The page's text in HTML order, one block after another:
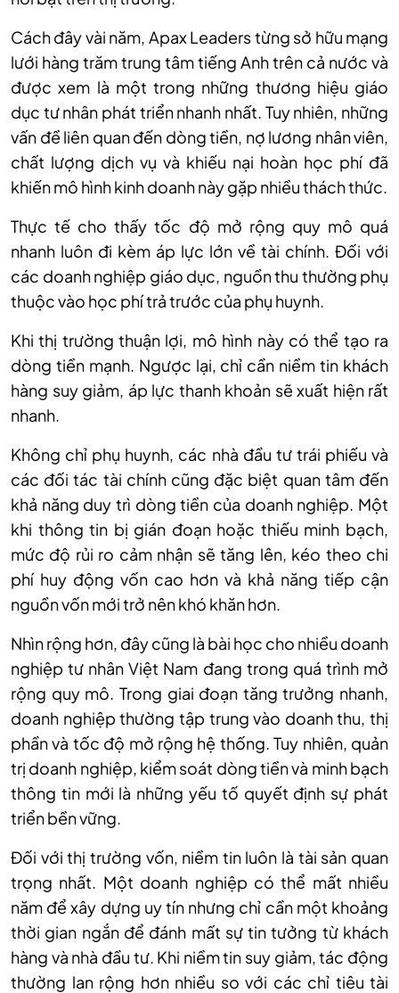
Cách đây vài năm, Apax Leaders từng sở hữu mạng
lưới hàng trăm trung tâm tiếng Anh trên cả nước và
được xem là một trong những thương hiệu giáo
dục tư nhân phát triển nhanh nhất. Tuy nhiên, những
vấn đề liên quan đến dòng tiền, nợ lương nhân viên,
chất lượng dịch vụ và khiếu nại hoàn học phí đã
khiến mô hình kinh doanh này gặp nhiều thách thức.
Thực tế cho thấy tốc độ mở rộng quy mô quá
nhanh luôn đi kèm áp lực lớn về tài chính. Đối với
các doanh nghiệp giáo dục, nguồn thu thường phụ
thuộc vào học phí trả trước của phụ huynh.
Khi thị trường thuận lợi, mô hình này có thể tạo ra
dòng tiền mạnh. Ngược lại, chỉ cần niềm tin khách
hàng suy giảm, áp lực thanh khoản sẽ xuất hiện rất
nhanh.
Không chỉ phụ huynh, các nhà đầu tư trái phiếu và
các đối tác tài chính cũng đặc biệt quan tâm đến
khả năng duy trì dòng tiền của doanh nghiệp. Một
khi thông tin bị gián đoạn hoặc thiếu minh bạch,
mức độ rủi ro cảm nhận sẽ tăng lên, kéo theo chi
phí huy động vốn cao hơn và khả năng tiếp cận
nguồn vốn mới trở nên khó khăn hơn.
Nhìn rộng hơn, đây cũng là bài học cho nhiều doanh
nghiệp tư nhân Việt Nam đang trong quá trình mở
rộng quy mô. Trong giai đoạn tăng trưởng nhanh,
doanh nghiệp thường tập trung vào doanh thu, thị
phần và tốc độ mở rộng hệ thống. Tuy nhiên, quản
trị doanh nghiệp, kiểm soát dòng tiền và minh bạch
thông tin mới là những yếu tố quyết định sự phát
triển bền vững.
Đối với thị trường vốn, niềm tin luôn là tài sản quan
trọng nhất. Một doanh nghiệp có thể mất nhiều
năm để xây dựng uy tín nhưng chỉ cần một khoảng
thời gian ngắn để đánh mất sự tin tưởng từ khách
hàng và nhà đầu tư. Khi niềm tin suy giảm, tác động
thường lan rộng hơn nhiều so với các chỉ tiêu tài